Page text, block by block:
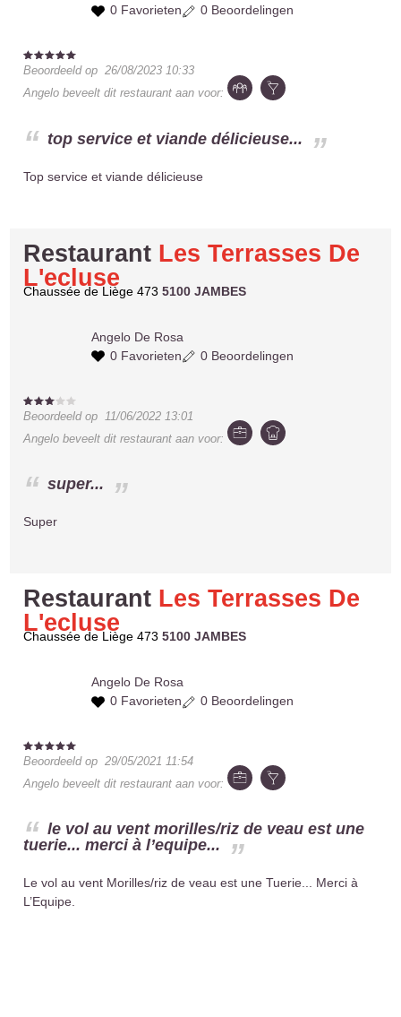
0 Favorieten
0 Beoordelingen
Beoordeeld op26/08/2023 10:33
Angelo beveelt dit restaurant aan voor:
top service et viande délicieuse...
Top service et viande délicieuse
Restaurant Les Terrasses De
L'ecluse
Chaussée de Liège 4735100 JAMBES
Angelo De Rosa
0 Favorieten
0 Beoordelingen
Beoordeeld op
11/06/2022 13:01
Angelo beveelt dit restaurant aan voor:
super...
Super
Restaurant Les Terrasses De
L'ecluse
Chaussée de Liège 4735100 JAMBES
Angelo De Rosa
0 Favorieten
0 Beoordelingen
Beoordeeld op29/05/2021 11:54
Angelo beveelt dit restaurant aan voor:
le vol au vent morilles/riz de veau est une
tuerie... merci à l’equipe...
Le vol au vent Morilles/riz de veau est une Tuerie... Merci à
L’Equipe.